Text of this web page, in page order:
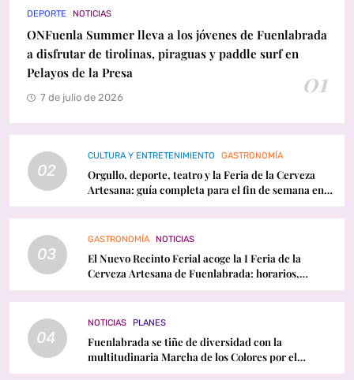
DEPORTE NOTICIAS
ONFuenla Summer lleva a los jóvenes de Fuenlabrada
a disfrutar de tirolinas, piraguas y paddle surf en
Pelayos de la Presa
01
7 de julio de 2026
02
CULTURA Y ENTRETENIMIENTO GASTRONOMÍA
Orgullo, deporte, teatro y la Feria de la Cerveza
Artesana: guía completa para el fin de semana en
Fuenlabrada
03
GASTRONOMÍA NOTICIAS
El Nuevo Recinto Ferial acoge la I Feria de la
Cerveza Artesana de Fuenlabrada: horarios,
conciertos y programación
04
NOTICIAS PLANES
Fuenlabrada se tiñe de diversidad con la
multitudinaria Marcha de los Colores por el
Orgullo LGTBI